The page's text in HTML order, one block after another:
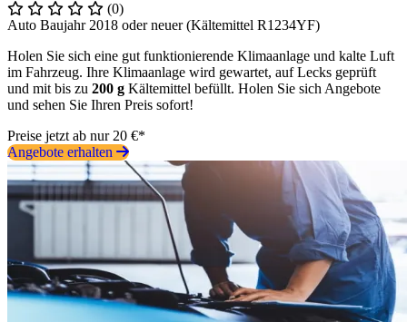
(0)
Auto Baujahr 2018 oder neuer (Kältemittel R1234YF)
Holen Sie sich eine gut funktionierende Klimaanlage und kalte Luft
im Fahrzeug. Ihre Klimaanlage wird gewartet, auf Lecks geprüft
und mit bis zu 200 g Kältemittel befüllt. Holen Sie sich Angebote
und sehen Sie Ihren Preis sofort!
Preise jetzt ab nur 20 €*
Angebote erhalten